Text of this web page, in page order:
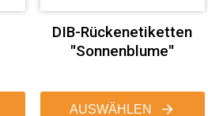
DIB-Rückenetiketten
"Sonnenblume"
AUSWÄHLEN